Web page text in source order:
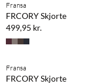
NYHED
Fransa
FRCORY Skjorte
499,95 kr.
NYHED
Fransa
FRCORY Skjorte